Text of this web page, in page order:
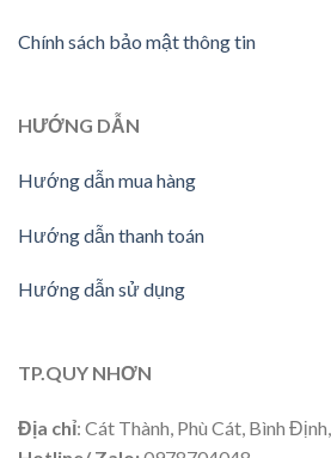
Chính sách bảo mật thông tin
HƯỚNG DẪN
Hướng dẫn mua hàng
Hướng dẫn thanh toán
Hướng dẫn sử dụng
TP.QUY NHƠN
Địa chỉ: Cát Thành, Phù Cát, Bình